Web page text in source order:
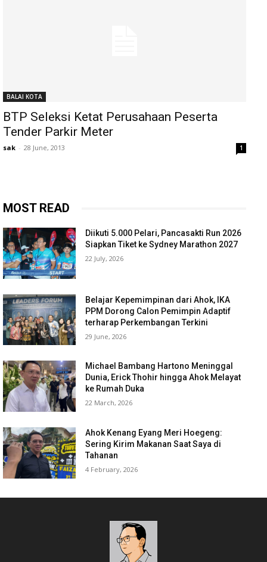
BALAI KOTA
BTP Seleksi Ketat Perusahaan Peserta
Tender Parkir Meter
sak - 28 June, 2013 1
MOST READ
Diikuti 5.000 Pelari, Pancasakti Run 2026
Siapkan Tiket ke Sydney Marathon 2027
22 July, 2026
Belajar Kepemimpinan dari Ahok, IKA
PPM Dorong Calon Pemimpin Adaptif
terharap Perkembangan Terkini
29 June, 2026
Michael Bambang Hartono Meninggal
Dunia, Erick Thohir hingga Ahok Melayat
ke Rumah Duka
22 March, 2026
Ahok Kenang Eyang Meri Hoegeng:
Sering Kirim Makanan Saat Saya di
Tahanan
4 February, 2026